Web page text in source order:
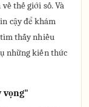
thế giới số. Và
cậy để khám
thấy nhiều
những kiến thức
vọng"